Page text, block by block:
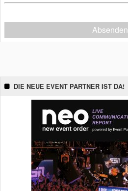
Absenden
DIE NEUE EVENT PARTNER IST DA!